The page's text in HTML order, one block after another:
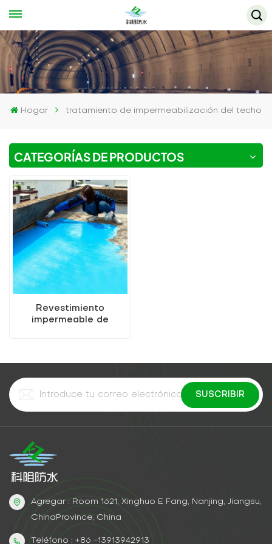
Hogar tratamiento de impermeabilización del techo
CATEGORÍAS DE PRODUCTOS
Revestimiento
impermeable de
Agregar : Room 1621, Xinghuo E Fang, Nanjing, Jiangsu,
ChinaProvince, China
Teléfono : +86 -13913942913